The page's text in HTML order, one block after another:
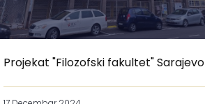
Projekat "Filozofski fakultet" Sarajevo